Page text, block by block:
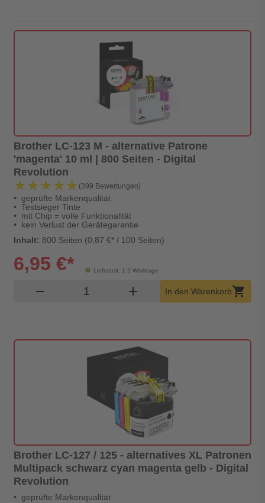
Brother LC-123 M - alternative Patrone
'magenta' 10 ml | 800 Seiten - Digital
Revolution
★★★★★
★★★★★ (399 Bewertungen)
geprüfte Markenqualität
Testsieger Tinte
mit Chip = volle Funktionalität
kein Verlust der Gerätegarantie
Inhalt: 800 Seiten (0,87 €* / 100 Seiten)
Lieferzeit: 1-2 Werktage
6,95 €*
remove Produkt Warenkorb Menge
add In den Warenkorbshopping_cart
Brother LC-127 / 125 - alternatives XL Patronen
Multipack schwarz cyan magenta gelb - Digital
Revolution
geprüfte Markenqualität